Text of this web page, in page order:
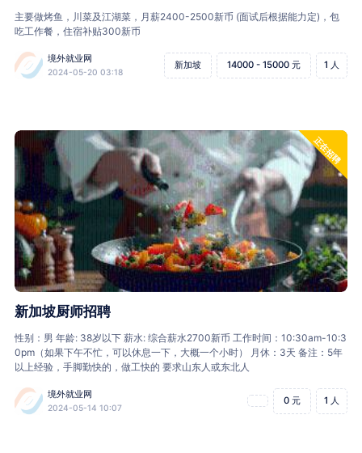
主要做烤鱼，川菜及江湖菜，月薪2400-2500新币 (面试后根据能力定)，包
吃工作餐，住宿补贴300新币
境外就业网
2024-05-20 03:18
新加坡 14000 - 15000 元 1 人
正在招聘
新加坡厨师招聘
性别：男 年龄: 38岁以下 薪水: 综合薪水2700新币 工作时间：10:30am-10:3
0pm（如果下午不忙，可以休息一下，大概一个小时） 月休：3天 备注：5年
以上经验，手脚勤快的，做工快的 要求山东人或东北人
境外就业网
2024-05-14 10:07
0 元 1 人